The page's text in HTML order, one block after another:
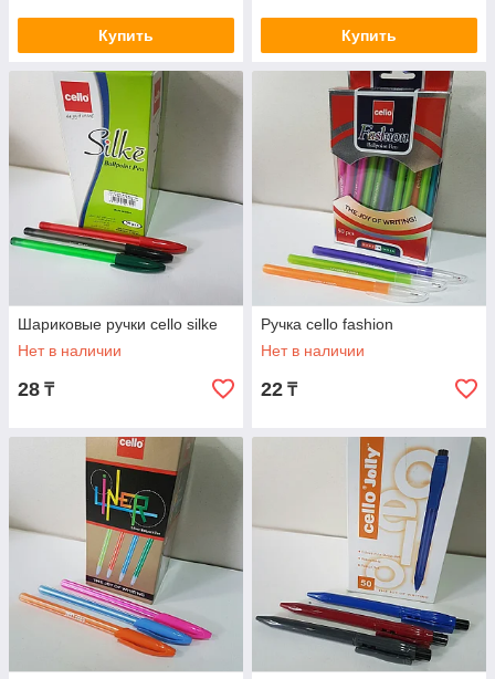
Купить Купить
Шариковые ручки cello silke
Нет в наличии
28 ₸
Ручка cello fashion
Нет в наличии
22 ₸